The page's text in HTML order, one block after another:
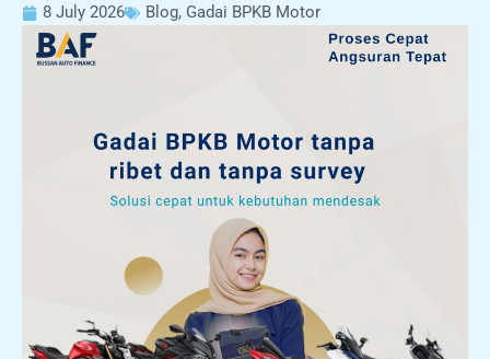
8 July 2026 Blog, Gadai BPKB Motor